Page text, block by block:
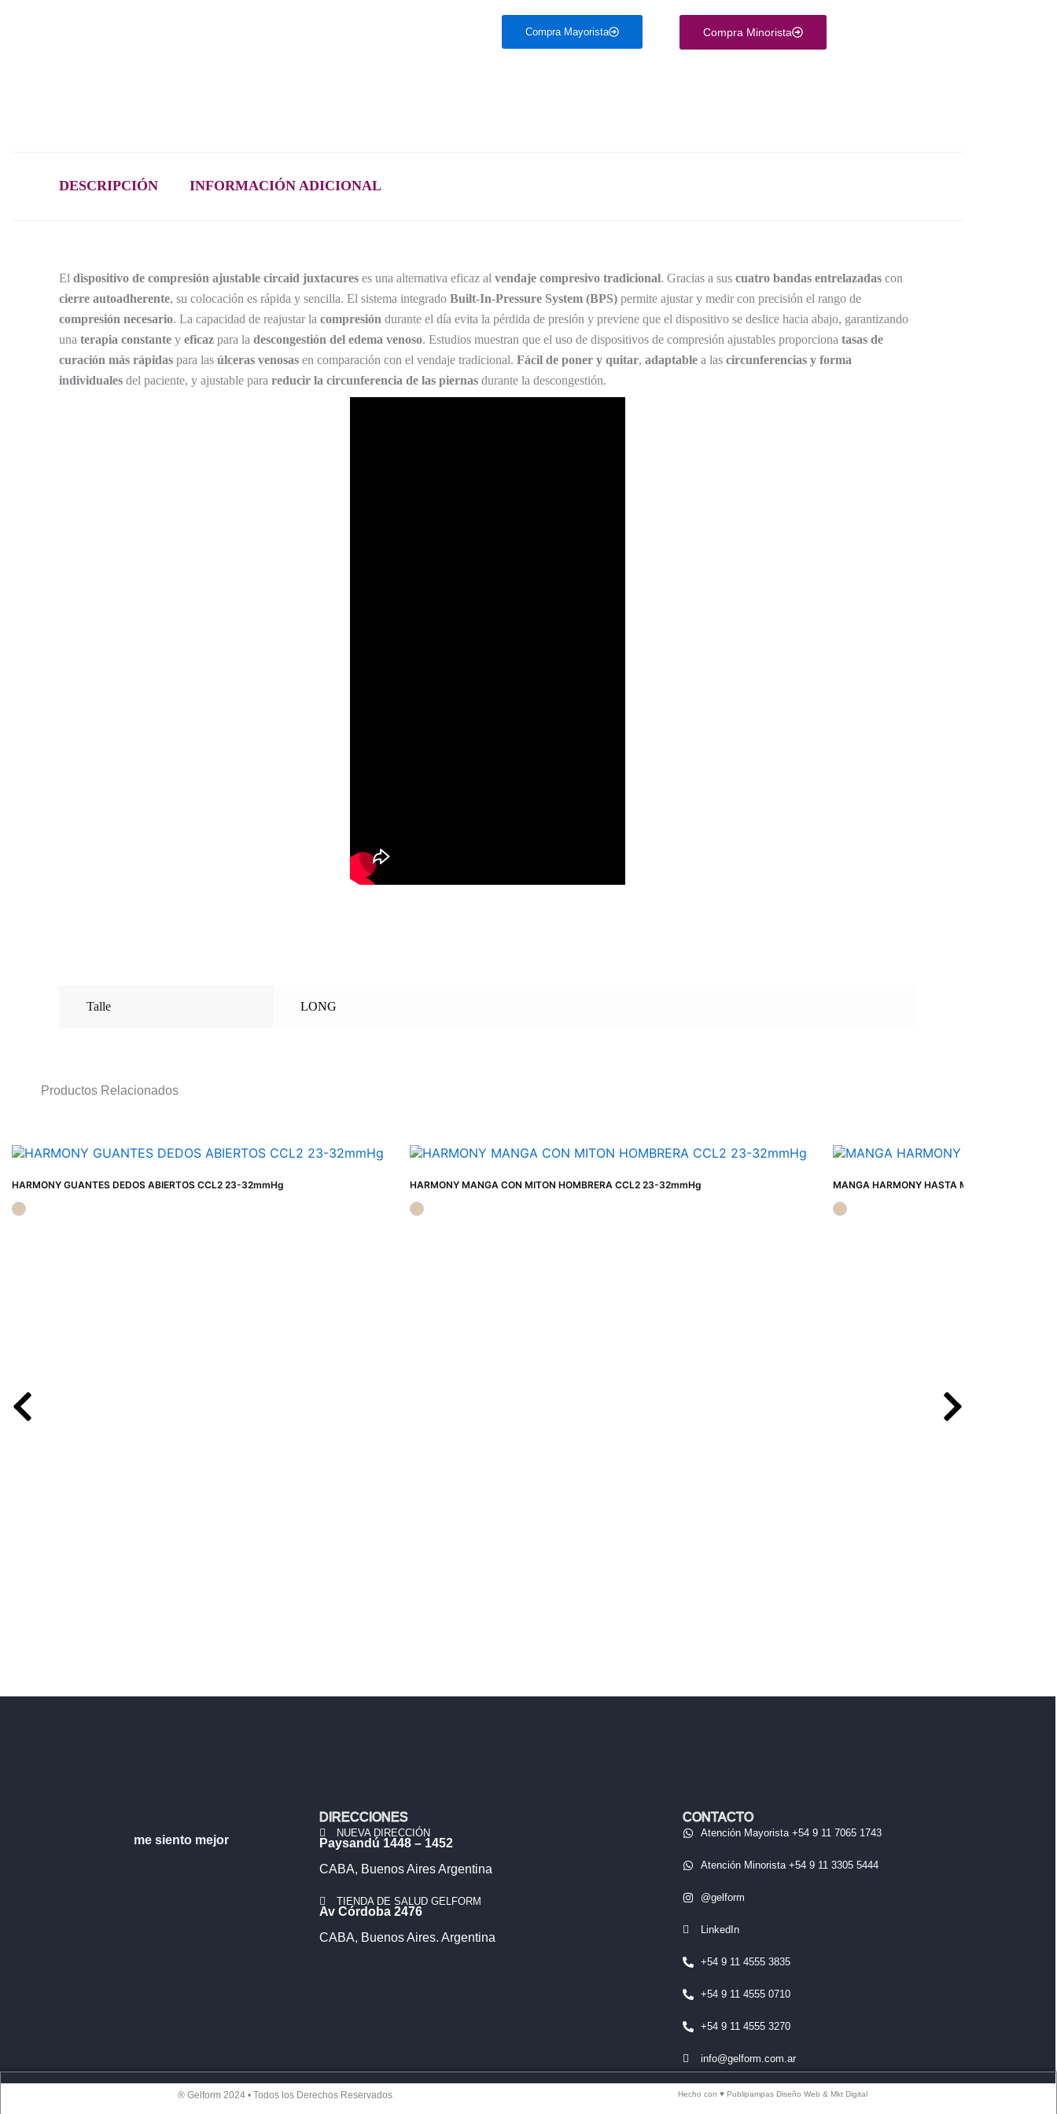
Compra Mayorista Compra Minorista
DESCRIPCIÓN INFORMACIÓN ADICIONAL
El dispositivo de compresión ajustable circaid juxtacures es una alternativa eficaz al vendaje compresivo tradicional. Gracias a sus cuatro bandas entrelazadas con
cierre autoadherente, su colocación es rápida y sencilla. El sistema integrado Built-In-Pressure System (BPS) permite ajustar y medir con precisión el rango de
compresión necesario. La capacidad de reajustar la compresión durante el día evita la pérdida de presión y previene que el dispositivo se deslice hacia abajo, garantizando
una terapia constante y eficaz para la descongestión del edema venoso. Estudios muestran que el uso de dispositivos de compresión ajustables proporciona tasas de
curación más rápidas para las úlceras venosas en comparación con el vendaje tradicional. Fácil de poner y quitar, adaptable a las circunferencias y forma
individuales del paciente, y ajustable para reducir la circunferencia de las piernas durante la descongestión.
Talle LONG
Productos Relacionados
HARMONY GUANTES DEDOS ABIERTOS CCL2 23-32mmHg HARMONY MANGA CON MITON HOMBRERA CCL2 23-32mmHg MANGA HARMONY HASTA MUÑECA CON
me siento mejor
DIRECCIONES
NUEVA DIRECCIÓN
Paysandú 1448 – 1452
CABA, Buenos Aires Argentina
TIENDA DE SALUD GELFORM
Av Córdoba 2476
CABA, Buenos Aires. Argentina
CONTACTO
Atención Mayorista +54 9 11 7065 1743
Atención Minorista +54 9 11 3305 5444
@gelform
LinkedIn
+54 9 11 4555 3835
+54 9 11 4555 0710
+54 9 11 4555 3270
info@gelform.com.ar
® Gelform 2024 • Todos los Derechos Reservados Hecho con ♥ Publipampas Diseño Web & Mkt Digital